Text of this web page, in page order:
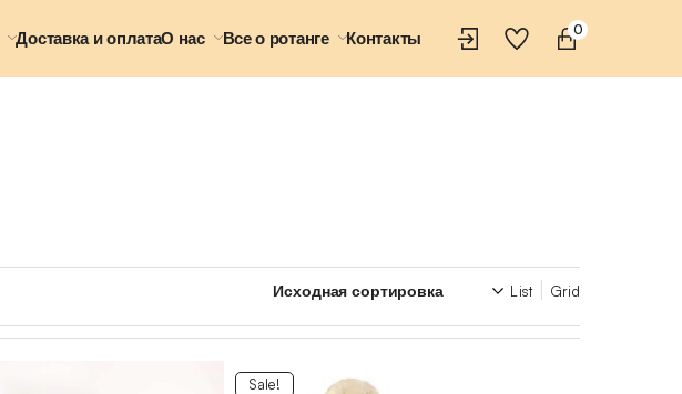
Доставка и оплатаО нас Все о ротанге Контакты 0
List Grid
Sale!